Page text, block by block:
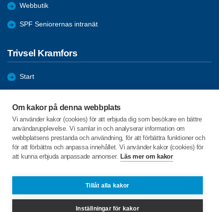
Om kakor på denna webbplats
Vi använder kakor (cookies) för att erbjuda dig som besökare en bättre
användarupplevelse. Vi samlar in och analyserar information om
webbplatsens prestanda och användning, för att förbättra funktioner och
för att förbättra och anpassa innehållet. Vi använder kakor (cookies) för
att kunna erbjuda anpassade annonser. Läs mer om kakor
Tillåt alla kakor
Inställningar för kakor
Webbutik
SPF Seniorernas intranät
Trivsel Kramfors
Start
Bli medlem
Förmåner
C/o:Solveig Edin